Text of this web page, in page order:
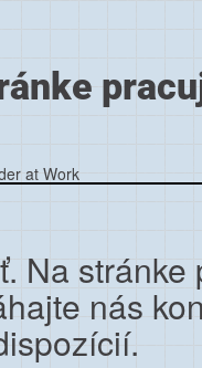
Na stránke
nás